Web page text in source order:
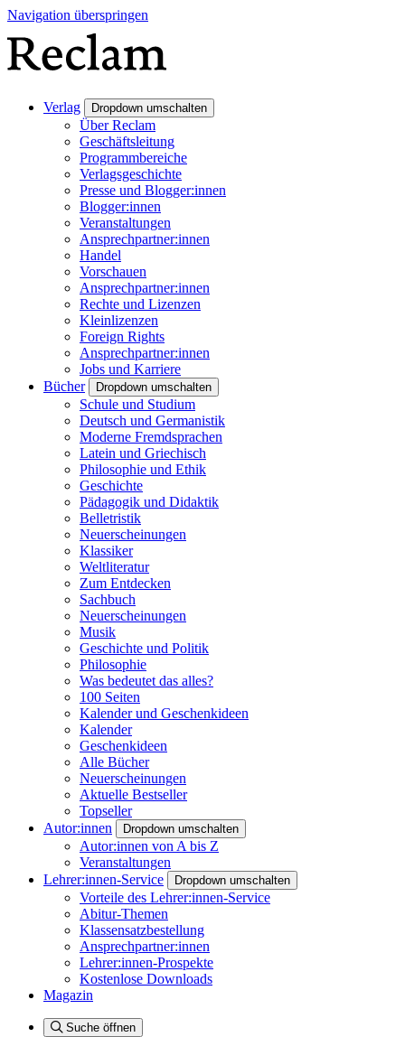
Navigation überspringen
Verlag Dropdown umschalten
Über Reclam
Geschäftsleitung
Programmbereiche
Verlagsgeschichte
Presse und Blogger:innen
Blogger:innen
Veranstaltungen
Ansprechpartner:innen
Handel
Vorschauen
Ansprechpartner:innen
Rechte und Lizenzen
Kleinlizenzen
Foreign Rights
Ansprechpartner:innen
Jobs und Karriere
Bücher
Dropdown umschalten
Schule und Studium
Deutsch und Germanistik
Moderne Fremdsprachen
Latein und Griechisch
Philosophie und Ethik
Geschichte
Pädagogik und Didaktik
Belletristik
Neuerscheinungen
Klassiker
Weltliteratur
Zum Entdecken
Sachbuch
Neuerscheinungen
Musik
Geschichte und Politik
Philosophie
Was bedeutet das alles?
100 Seiten
Kalender und Geschenkideen
Kalender
Geschenkideen
Alle Bücher
Neuerscheinungen
Aktuelle Bestseller
Topseller
Autor:innen
Dropdown umschalten
Autor:innen von A bis Z
Veranstaltungen
Lehrer:innen-Service
Dropdown umschalten
Vorteile des Lehrer:innen-Service
Abitur-Themen
Klassensatzbestellung
Ansprechpartner:innen
Lehrer:innen-Prospekte
Kostenlose Downloads
Magazin
Suche öffnen